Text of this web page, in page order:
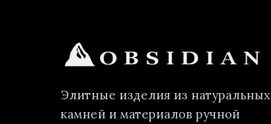
Элитные изделия из натуральных
камней и материалов ручной